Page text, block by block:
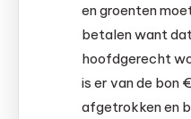
en groenten
betalen want
hoofdgerecht
is er van de bon
afgetrokken en